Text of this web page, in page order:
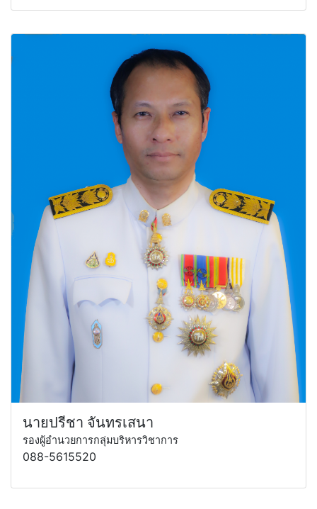
นายปรีชา จันทรเสนา
รองผู้อำนวยการกลุ่มบริหารวิชาการ
088-5615520